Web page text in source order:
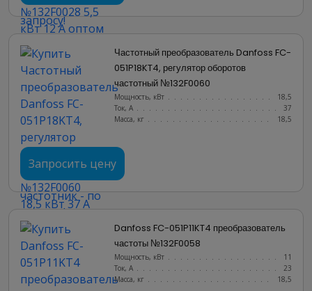
Частотный преобразователь Danfoss FC-
051P18KT4, регулятор оборотов
частотный №132F0060
Мощность, кВт
18,5
Ток, А
37
Масса, кг
18,5
Запросить цену
Danfoss FC-051P11KT4 преобразователь
частоты №132F0058
Мощность, кВт
11
Ток, А
23
Масса, кг
18,5